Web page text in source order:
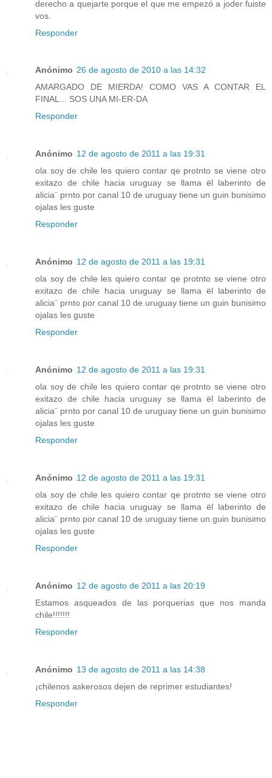
derecho a quejarte porque el que me empezó a joder fuiste
vos.
Responder
Anónimo 26 de agosto de 2010 a las 14:32
AMARGADO DE MIERDA! COMO VAS A CONTAR EL
FINAL... SOS UNA MI-ER-DA
Responder
Anónimo 12 de agosto de 2011 a las 19:31
ola soy de chile les quiero contar qe protnto se viene otro
exitazo de chile hacia uruguay se llama ël laberinto de
alicia¨ prnto por canal 10 de uruguay tiene un guin bunisimo
ojalas les guste
Responder
Anónimo 12 de agosto de 2011 a las 19:31
ola soy de chile les quiero contar qe protnto se viene otro
exitazo de chile hacia uruguay se llama ël laberinto de
alicia¨ prnto por canal 10 de uruguay tiene un guin bunisimo
ojalas les guste
Responder
Anónimo 12 de agosto de 2011 a las 19:31
ola soy de chile les quiero contar qe protnto se viene otro
exitazo de chile hacia uruguay se llama ël laberinto de
alicia¨ prnto por canal 10 de uruguay tiene un guin bunisimo
ojalas les guste
Responder
Anónimo 12 de agosto de 2011 a las 19:31
ola soy de chile les quiero contar qe protnto se viene otro
exitazo de chile hacia uruguay se llama ël laberinto de
alicia¨ prnto por canal 10 de uruguay tiene un guin bunisimo
ojalas les guste
Responder
Anónimo 12 de agosto de 2011 a las 20:19
Estamos asqueados de las porquerias que nos manda
chile!!!!!!!
Responder
Anónimo 13 de agosto de 2011 a las 14:38
¡chilenos askerosos dejen de reprimer estudiantes!
Responder